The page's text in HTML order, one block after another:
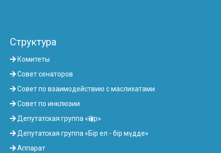
Структура
Комитеты
Совет сенаторов
Совет по взаимодействию с маслихатами
Совет по инклюзии
Депутатская группа «Өңір»
Депутатская группа «Бір ел - бір мүдде»
Аппарат